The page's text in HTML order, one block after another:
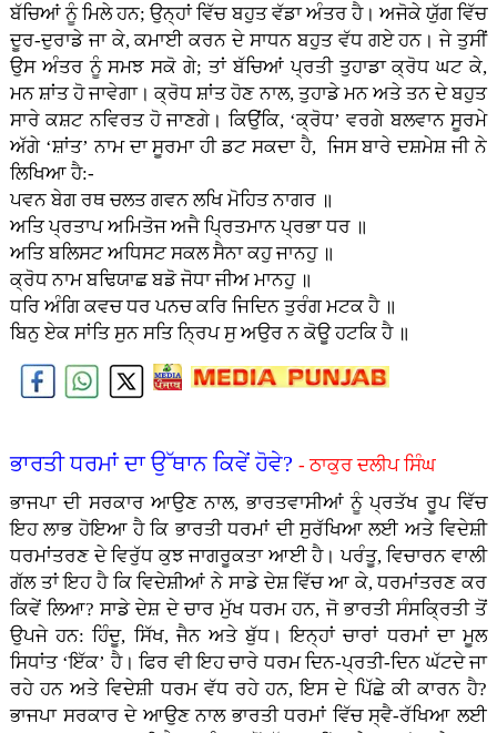
ਬੱਚਿਆਂ ਨੂੰ ਮਿਲੇ ਹਨ; ਉਨ੍ਹਾਂ ਵਿੱਚ ਬਹੁਤ ਵੱਡਾ ਅੰਤਰ ਹੈ। ਅਜੋਕੇ ਯੁੱਗ ਵਿੱਚ
ਦੂਰ-ਦੁਰਾਡੇ ਜਾ ਕੇ, ਕਮਾਈ ਕਰਨ ਦੇ ਸਾਧਨ ਬਹੁਤ ਵੱਧ ਗਏ ਹਨ। ਜੇ ਤੁਸੀਂ
ਉਸ ਅੰਤਰ ਨੂੰ ਸਮਝ ਸਕੋ ਗੇ; ਤਾਂ ਬੱਚਿਆਂ ਪ੍ਰਤੀ ਤੁਹਾਡਾ ਕ੍ਰੋਧ ਘਟ ਕੇ,
ਮਨ ਸ਼ਾਂਤ ਹੋ ਜਾਵੇਗਾ। ਕ੍ਰੋਧ ਸ਼ਾਂਤ ਹੋਣ ਨਾਲ, ਤੁਹਾਡੇ ਮਨ ਅਤੇ ਤਨ ਦੇ ਬਹੁਤ
ਸਾਰੇ ਕਸ਼ਟ ਨਵਿਰਤ ਹੋ ਜਾਣਗੇ। ਕਿਉਂਕਿ, ‘ਕ੍ਰੋਧ’ ਵਰਗੇ ਬਲਵਾਨ ਸੂਰਮੇ
ਅੱਗੇ ‘ਸ਼ਾਂਤ’ ਨਾਮ ਦਾ ਸੂਰਮਾ ਹੀ ਡਟ ਸਕਦਾ ਹੈ, ਜਿਸ ਬਾਰੇ ਦਸ਼ਮੇਸ਼ ਜੀ ਨੇ
ਲਿਖਿਆ ਹੈ:-
ਪਵਨ ਬੇਗ ਰਥ ਚਲਤ ਗਵਨ ਲਖਿ ਮੋਹਿਤ ਨਾਗਰ ॥
ਅਤਿ ਪ੍ਰਤਾਪ ਅਮਿਤੋਜ ਅਜੈ ਪ੍ਰਿਤਮਾਨ ਪ੍ਰਭਾ ਧਰ ॥
ਅਤਿ ਬਲਿਸਟ ਅਧਿਸਟ ਸਕਲ ਸੈਨਾ ਕਹੁ ਜਾਨਹੁ ॥
ਕ੍ਰੋਧ ਨਾਮ ਬਢਿਯਾਛ ਬਡੋ ਜੋਧਾ ਜੀਅ ਮਾਨਹੁ ॥
ਧਰਿ ਅੰਗਿ ਕਵਚ ਧਰ ਪਨਚ ਕਰਿ ਜਿਦਿਨ ਤੁਰੰਗ ਮਟਕ ਹੈ ॥
ਬਿਨੁ ਏਕ ਸਾਂਤਿ ਸੁਨ ਸਤਿ ਨ੍ਰਿਪ ਸੁ ਅਉਰ ਨ ਕੋਊ ਹਟਕਿ ਹੈ ॥
ਭਾਰਤੀ ਧਰਮਾਂ ਦਾ ਉੱਥਾਨ ਕਿਵੇਂ ਹੋਵੇ? - ਠਾਕੁਰ ਦਲੀਪ ਸਿੰਘ
ਭਾਜਪਾ ਦੀ ਸਰਕਾਰ ਆਉਣ ਨਾਲ, ਭਾਰਤਵਾਸੀਆਂ ਨੂੰ ਪ੍ਰਤੱਖ ਰੂਪ ਵਿੱਚ
ਇਹ ਲਾਭ ਹੋਇਆ ਹੈ ਕਿ ਭਾਰਤੀ ਧਰਮਾਂ ਦੀ ਸੁਰੱਖਿਆ ਲਈ ਅਤੇ ਵਿਦੇਸ਼ੀ
ਧਰਮਾਂਤਰਣ ਦੇ ਵਿਰੁੱਧ ਕੁਝ ਜਾਗਰੂਕਤਾ ਆਈ ਹੈ। ਪਰੰਤੂ, ਵਿਚਾਰਨ ਵਾਲੀ
ਗੱਲ ਤਾਂ ਇਹ ਹੈ ਕਿ ਵਿਦੇਸ਼ੀਆਂ ਨੇ ਸਾਡੇ ਦੇਸ਼ ਵਿੱਚ ਆ ਕੇ, ਧਰਮਾਂਤਰਣ ਕਰ
ਕਿਵੇਂ ਲਿਆ? ਸਾਡੇ ਦੇਸ਼ ਦੇ ਚਾਰ ਮੁੱਖ ਧਰਮ ਹਨ, ਜੋ ਭਾਰਤੀ ਸੰਸਕ੍ਰਿਤੀ ਤੋਂ
ਉਪਜੇ ਹਨ: ਹਿੰਦੂ, ਸਿੱਖ, ਜੈਨ ਅਤੇ ਬੁੱਧ। ਇਨ੍ਹਾਂ ਚਾਰਾਂ ਧਰਮਾਂ ਦਾ ਮੂਲ
ਸਿਧਾਂਤ ‘ਇੱਕ’ ਹੈ। ਫਿਰ ਵੀ ਇਹ ਚਾਰੇ ਧਰਮ ਦਿਨ-ਪ੍ਰਤੀ-ਦਿਨ ਘੱਟਦੇ ਜਾ
ਰਹੇ ਹਨ ਅਤੇ ਵਿਦੇਸ਼ੀ ਧਰਮ ਵੱਧ ਰਹੇ ਹਨ, ਇਸ ਦੇ ਪਿੱਛੇ ਕੀ ਕਾਰਨ ਹੈ?
ਭਾਜਪਾ ਸਰਕਾਰ ਦੇ ਆਉਣ ਨਾਲ ਭਾਰਤੀ ਧਰਮਾਂ ਵਿੱਚ ਸ੍ਵੈ-ਰੱਖਿਆ ਲਈ